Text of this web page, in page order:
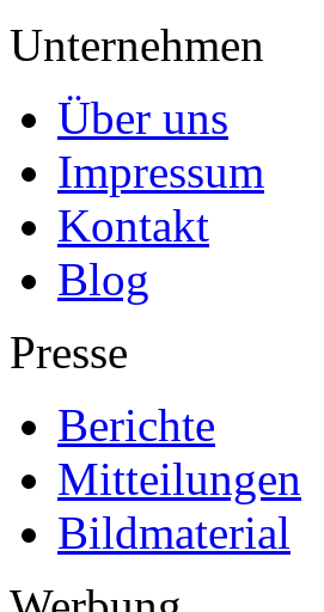
Unternehmen
Über uns
Impressum
Kontakt
Blog
Presse
Berichte
Mitteilungen
Bildmaterial